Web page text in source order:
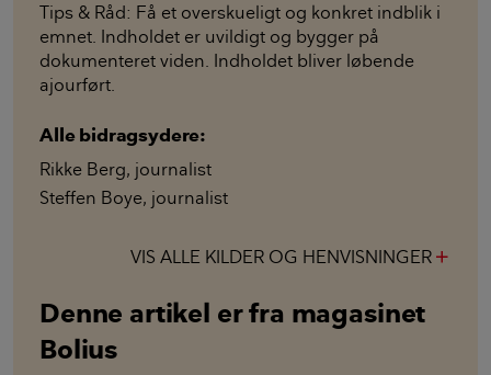
Tips & Råd: Få et overskueligt og konkret indblik i
emnet. Indholdet er uvildigt og bygger på
dokumenteret viden. Indholdet bliver løbende
ajourført.
Alle bidragsydere:
Rikke Berg, journalist
Steffen Boye, journalist
VIS ALLE KILDER OG HENVISNINGER
Denne artikel er fra magasinet
Bolius